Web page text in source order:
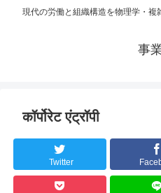
現代の労働と組織構造を物理学・
事
कॉर्पोरेट एंट्रॉपी
Twitter